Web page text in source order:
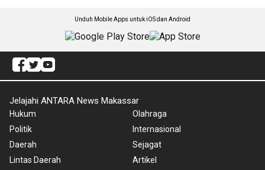
Unduh Mobile Apps untuk iOS dan Android
Jelajahi ANTARA News Makassar
Hukum
Politik
Daerah
Lintas Daerah
Olahraga
Internasional
Sejagat
Artikel